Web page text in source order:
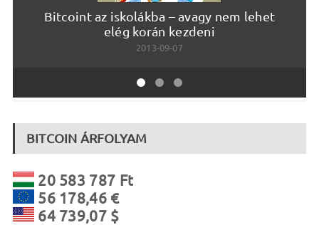
Bitcoint az iskolákba – avagy nem lehet
elég korán kezdeni
2013-09-07
BITCOIN ÁRFOLYAM
20 583 787 Ft
56 178,46 €
64 739,07 $